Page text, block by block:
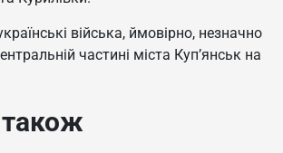
війська, ймовірно, незначно
частині міста Куп’янськ на